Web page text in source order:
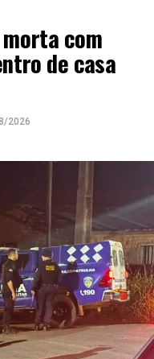
com
de casa
2026